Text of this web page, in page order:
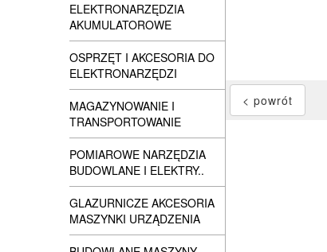
ELEKTRONARZĘDZIA
AKUMULATOROWE
OSPRZĘT I AKCESORIA DO
ELEKTRONARZĘDZI
MAGAZYNOWANIE I
TRANSPORTOWANIE
POMIAROWE NARZĘDZIA
BUDOWLANE I ELEKTRY..
GLAZURNICZE AKCESORIA
MASZYNKI URZĄDZENIA